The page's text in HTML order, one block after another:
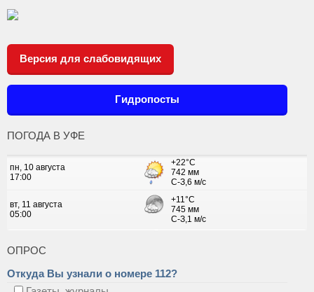
Версия для слабовидящих
Гидропосты
ПОГОДА В УФЕ
ОПРОС
Откуда Вы узнали о номере 112?